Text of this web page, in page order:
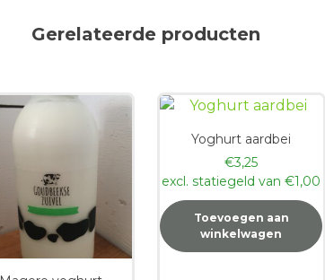
Gerelateerde producten
Yoghurt aardbei
€3,25
excl. statiegeld van€1,00
Toevoegen aan
winkelwagen